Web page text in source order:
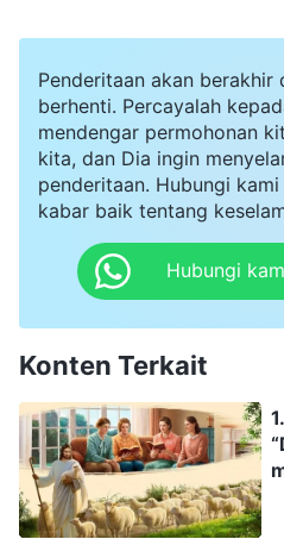
Bisakah kalian bersekutu
sangat membantu kami
Penderitaan akan berakhir
berhenti. Percayalah
mendengar permohonan
kita, dan Dia ingin
penderitaan. Hubungi
kabar baik tentang
Hubungi
Konten Terkait